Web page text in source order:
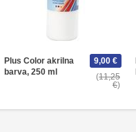
Plus Color akrilna
barva, 250 ml
11,25
€
9,00 €